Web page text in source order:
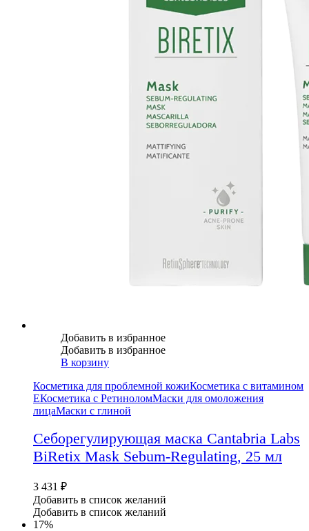
Добавить в избранное
Добавить в избранное
В корзину
Косметика для проблемной кожиКосметика с витамином
ЕКосметика с РетиноломМаски для омоложения
лицаМаски с глиной
Себорегулирующая маска Cantabria Labs
BiRetix Mask Sebum-Regulating, 25 мл
3 431 ₽
Добавить в список желаний
Добавить в список желаний
17%